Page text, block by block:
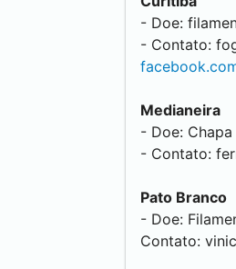
- Doe:
- Contato:
Medianeira
- Doe:
- Contato:
Pato Branco
- Doe:
Contato: